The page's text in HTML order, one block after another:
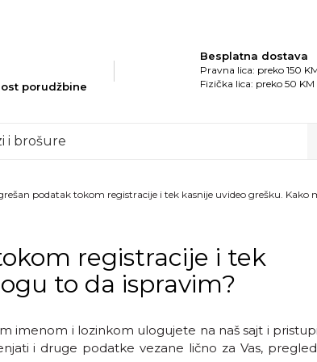
porudžbine
Besplatna dostava
Pravna lica: preko 150
Fizička lica: preko 50 KM
i brošure
podatak tokom registracije i tek kasnije uvideo grešku. Kako
registracije i tek
to da ispravim?
imenom i lozinkom ulogujete na naš sajt i
i druge podatke vezane lično za Vas,